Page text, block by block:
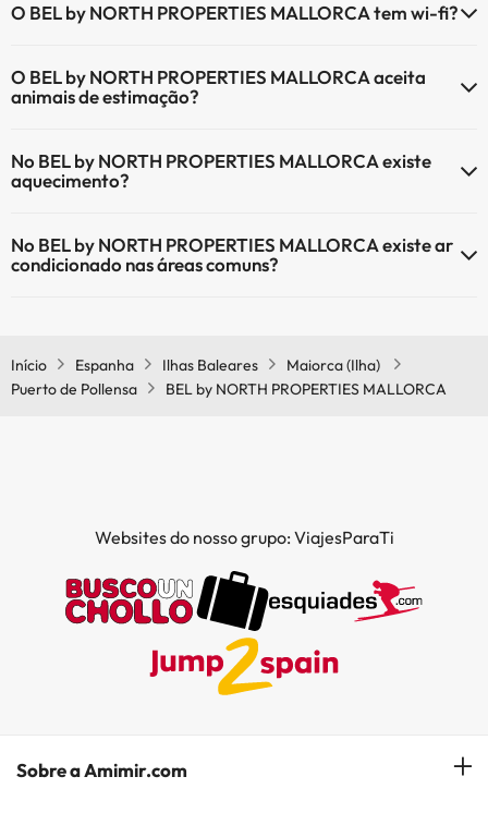
O BEL by NORTH PROPERTIES MALLORCA tem wi-fi?
O BEL by NORTH PROPERTIES MALLORCA aceita
animais de estimação?
estimação.
No BEL by NORTH PROPERTIES MALLORCA existe
aquecimento?
nas áreas comuns.
No BEL by NORTH PROPERTIES MALLORCA existe ar
condicionado nas áreas comuns?
Início
Espanha Ilhas Baleares
Maiorca (Ilha)
Puerto de Pollensa
BEL by NORTH PROPERTIES MALLORCA
Websites do nosso grupo: ViajesParaTi
Sobre a Amimir.com